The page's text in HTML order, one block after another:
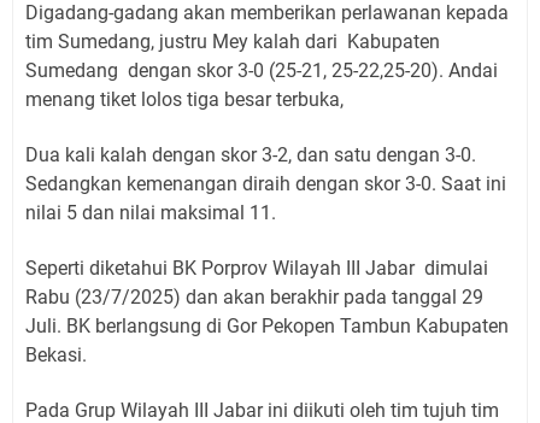
Digadang-gadang akan memberikan perlawanan kepada
tim Sumedang, justru Mey kalah dari Kabupaten
Sumedang dengan skor 3-0 (25-21, 25-22,25-20). Andai
menang tiket lolos tiga besar terbuka,
Dua kali kalah dengan skor 3-2, dan satu dengan 3-0.
Sedangkan kemenangan diraih dengan skor 3-0. Saat ini
nilai 5 dan nilai maksimal 11.
Seperti diketahui BK Porprov Wilayah III Jabar dimulai
Rabu (23/7/2025) dan akan berakhir pada tanggal 29
Juli. BK berlangsung di Gor Pekopen Tambun Kabupaten
Bekasi.
Pada Grup Wilayah III Jabar ini diikuti oleh tim tujuh tim